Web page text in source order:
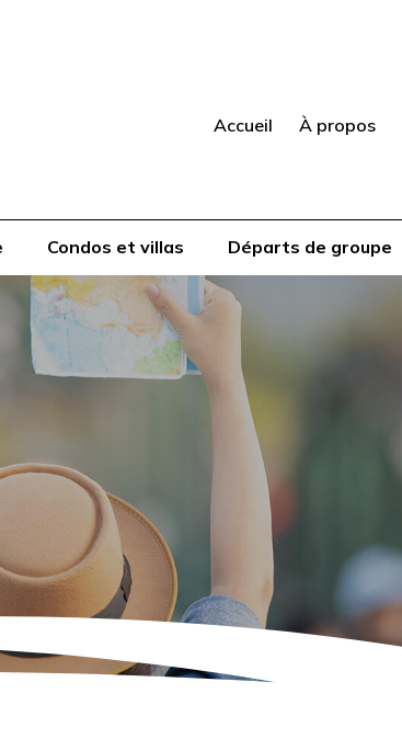
Accueil À propos
Condos et villas Départs de groupe